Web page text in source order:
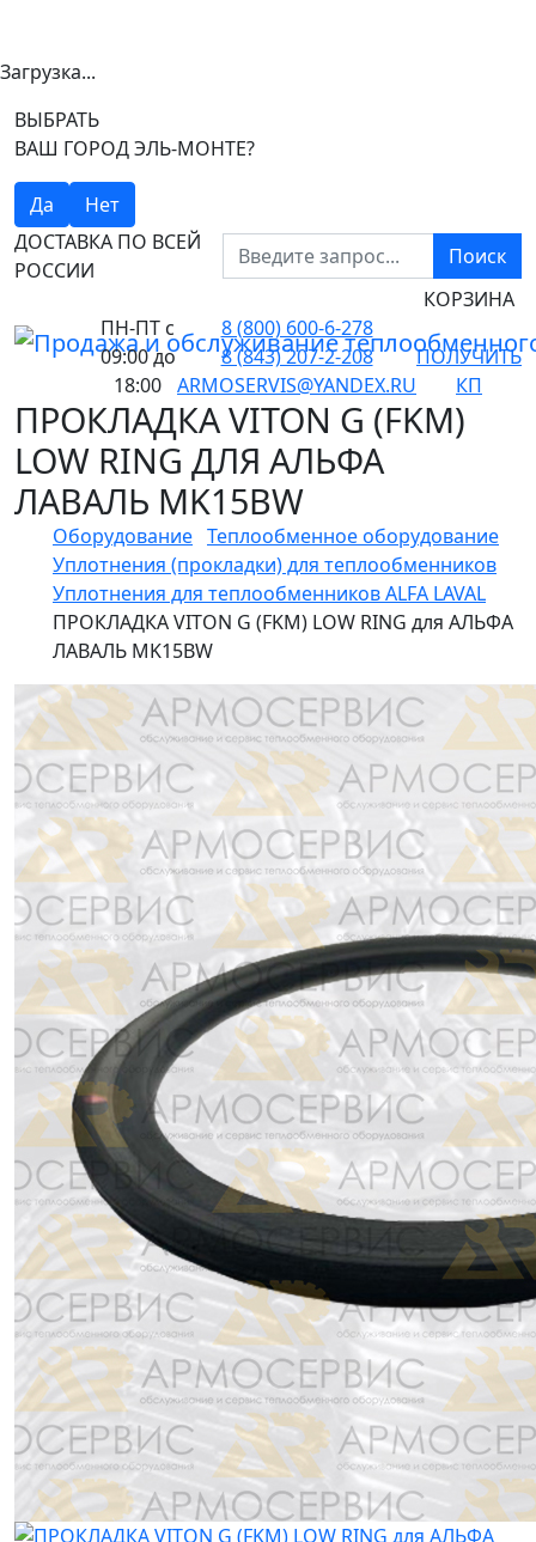
Загрузка...
ВЫБРАТЬ
ВАШ ГОРОД ЭЛЬ-МОНТЕ?
Да
Нет
ДОСТАВКА ПО ВСЕЙ
РОССИИ
Поиск
ПН-ПТ с
09:00 до
18:00
8 (800) 600-6-278
8 (843) 207-2-208
ARMOSERVIS@YANDEX.RU
КОРЗИНА
ПОЛУЧИТЬ
КП
ПРОКЛАДКА VITON G (FKM)
LOW RING ДЛЯ АЛЬФА
ЛАВАЛЬ MK15BW
Оборудование Теплообменное оборудование
Уплотнения (прокладки) для теплообменников
Уплотнения для теплообменников ALFA LAVAL
ПРОКЛАДКА VITON G (FKM) LOW RING для АЛЬФА
ЛАВАЛЬ MK15BW